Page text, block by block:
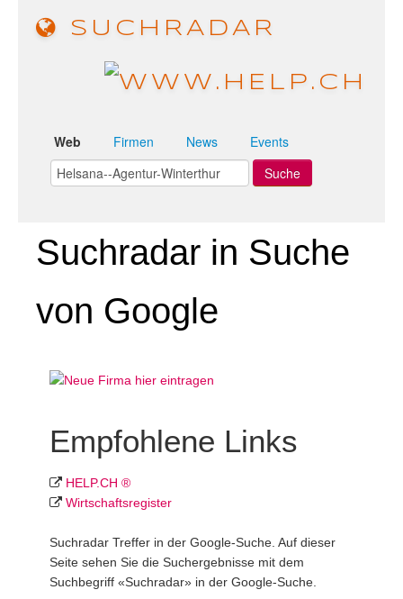
SUCHRADAR
Web Firmen News Events
Suchradar in Suche
von Google
Empfohlene Links
HELP.CH ®
Wirtschafts­register
Suchradar Treffer in der Google-Suche. Auf dieser
Seite sehen Sie die Suchergebnisse mit dem
Suchbegriff «Suchradar» in der Google-Suche.